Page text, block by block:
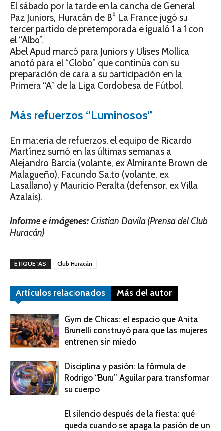
El sábado por la tarde en la cancha de General
Paz Juniors, Huracán de B° La France jugó su
tercer partido de pretemporada e igualó 1 a 1 con
el “Albo”.
Abel Apud marcó para Juniors y Ulises Mollica
anotó para el “Globo” que continúa con su
preparación de cara a su participación en la
Primera “A” de la Liga Cordobesa de Fútbol.
Más refuerzos “Luminosos”
En materia de refuerzos, el equipo de Ricardo
Martínez sumó en las últimas semanas a
Alejandro Barcia (volante, ex Almirante Brown de
Malagueño), Facundo Salto (volante, ex
Lasallano) y Mauricio Peralta (defensor, ex Villa
Azalais).
Informe e imágenes: Cristian Davila (Prensa del Club
Huracán)
ETIQUETAS Club Huracán
Artículos relacionados Más del autor
Gym de Chicas: el espacio que Anita
Brunelli construyó para que las mujeres
entrenen sin miedo
Disciplina y pasión: la fórmula de
Rodrigo “Buru” Aguilar para transformar
su cuerpo
El silencio después de la fiesta: qué
queda cuando se apaga la pasión de un